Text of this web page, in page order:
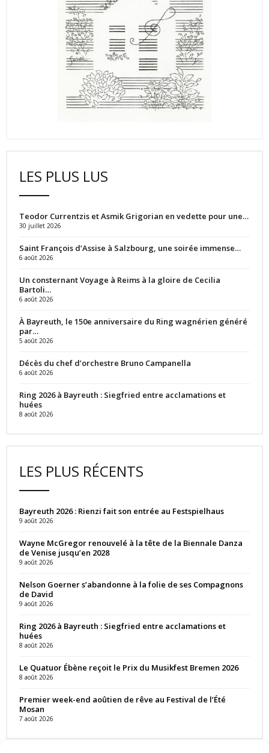
LES PLUS LUS
Teodor Currentzis et Asmik Grigorian en vedette pour une…
30 juillet 2026
Saint François d’Assise à Salzbourg, une soirée immense…
6 août 2026
Un consternant Voyage à Reims à la gloire de Cecilia
Bartoli…
6 août 2026
À Bayreuth, le 150e anniversaire du Ring wagnérien généré
par…
5 août 2026
Décès du chef d’orchestre Bruno Campanella
6 août 2026
Ring 2026 à Bayreuth : Siegfried entre acclamations et
huées
8 août 2026
LES PLUS RÉCENTS
Bayreuth 2026 : Rienzi fait son entrée au Festspielhaus
9 août 2026
Wayne McGregor renouvelé à la tête de la Biennale Danza
de Venise jusqu’en 2028
9 août 2026
Nelson Goerner s’abandonne à la folie de ses Compagnons
de David
9 août 2026
Ring 2026 à Bayreuth : Siegfried entre acclamations et
huées
8 août 2026
Le Quatuor Ébène reçoit le Prix du Musikfest Bremen 2026
8 août 2026
Premier week-end aoûtien de rêve au Festival de l’Été
Mosan
7 août 2026